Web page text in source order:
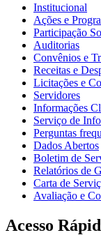
Institucional
Ações e
Participação
Auditorias
Convênios e
Receitas e
Licitações e
Servidores
Informações
Serviço de
Perguntas
Dados Abertos
Boletim de
Relatórios de
Carta de
Avaliação e
Acesso